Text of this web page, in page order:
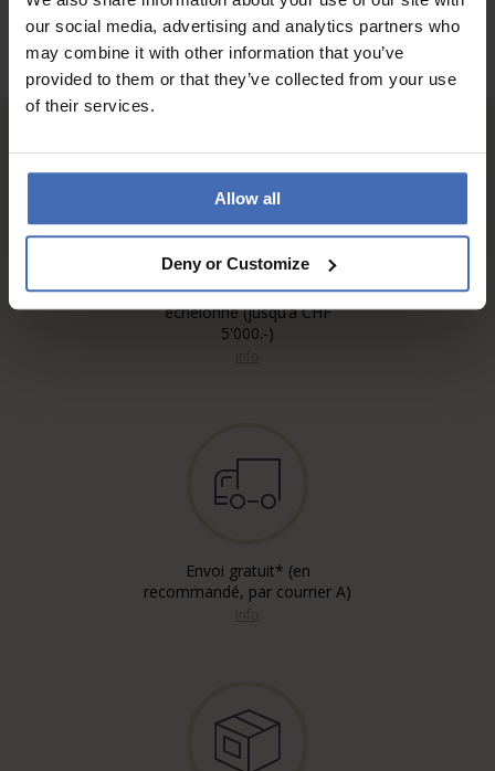
our social media, advertising and analytics partners who
may combine it with other information that you’ve
provided to them or that they’ve collected from your use
of their services.
Allow all
Deny or Customize
Sur facture et paiement
échelonné (jusqu’à CHF
5'000.-)
Envoi gratuit* (en
recommandé, par courrier A)